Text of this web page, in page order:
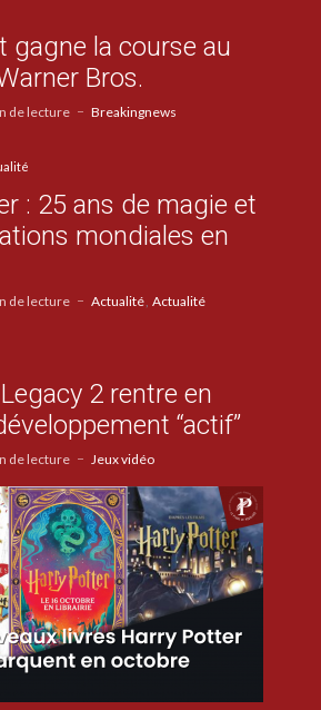
gagne la course au
Bros.
de lecture Breakingnews
: 25 ans de magie et
mondiales en
de lecture Actualité Actualité
2 rentre en
“actif”
de lecture Jeux vidéo